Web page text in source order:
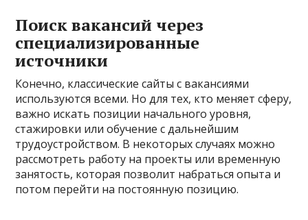
Поиск вакансий через
специализированные
источники
Конечно, классические сайты с вакансиями
используются всеми. Но для тех, кто меняет сферу,
важно искать позиции начального уровня,
стажировки или обучение с дальнейшим
трудоустройством. В некоторых случаях можно
рассмотреть работу на проекты или временную
занятость, которая позволит набраться опыта и
потом перейти на постоянную позицию.